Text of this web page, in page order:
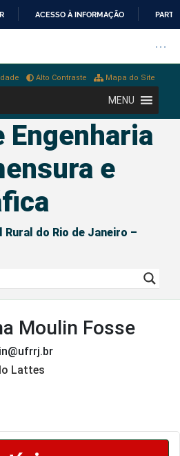
CONTEÚDO
ACESSO À INFORMAÇÃO
da
Mapa do Site
Alto Contraste
MENU
Engenharia
e
Rural do Rio de Janeiro –
Moulin Fosse
Lattes